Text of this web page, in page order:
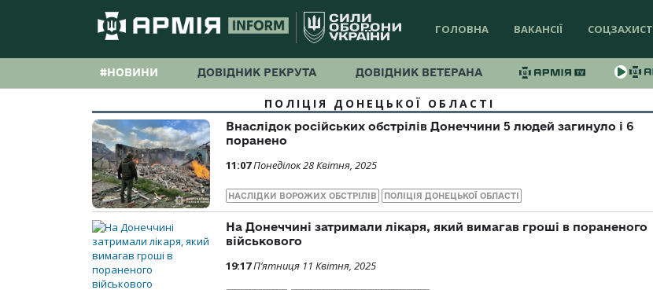
ГОЛОВНА ВАКАНСІЇ СОЦЗАХИСТ
#НОВИНИ ДОВІДНИК РЕКРУТА ДОВІДНИК ВЕТЕРАНА
ПОЛІЦІЯ ДОНЕЦЬКОЇ ОБЛАСТІ
Внаслідок російських обстрілів Донеччини 5 людей загинуло і 6
поранено
11:07Понеділок 28 Квітня, 2025
НАСЛІДКИ ВОРОЖИХ ОБСТРІЛІВ ПОЛІЦІЯ ДОНЕЦЬКОЇ ОБЛАСТІ
На Донеччині затримали лікаря, який вимагав гроші в пораненого
військового
19:17П’ятниця 11 Квітня, 2025